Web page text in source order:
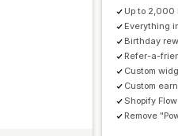
Up to 2,000
Everything
Birthday
Refer-a-
Custom
Custom
Shopify
Remove